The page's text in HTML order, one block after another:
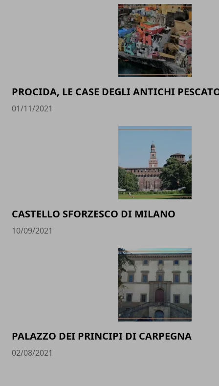
PROCIDA, LE CASE DEGLI ANTICHI
01/11/2021
CASTELLO SFORZESCO DI MILANO
10/09/2021
PALAZZO DEI PRINCIPI DI CARPEGNA
02/08/2021